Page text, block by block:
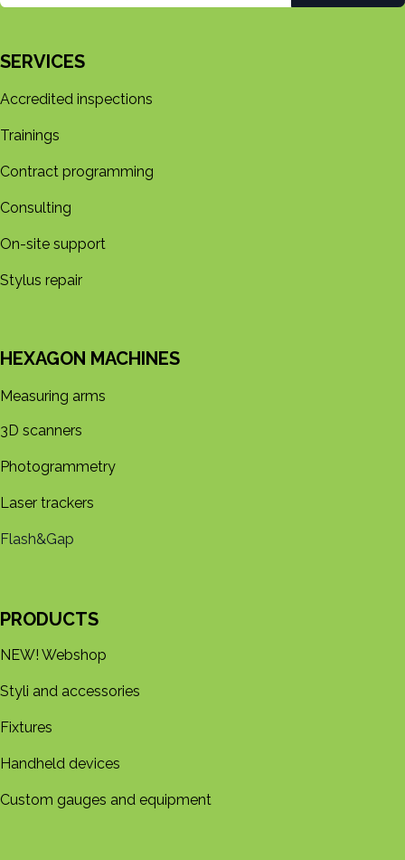
SERVICES
Accredited inspections
Trainings
Contract programming
Consulting
On-site support
Stylus repair
HEXAGON MACHINES
Measuring arms
3D s​​canners
Photogrammetry
Laser trackers
Flash&Gap
PRODUCTS
NEW! Webshop
Styli and accessories
Fixtures
Handheld devices
Custom gauges and equipment